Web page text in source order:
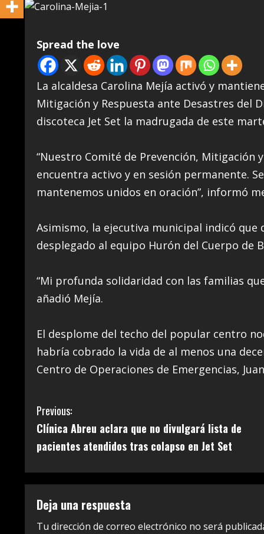
Spread the love
La alcaldesa Carolina Mejía activó y
Mitigación y Respuesta ante Desastres del
discoteca Jet Set la madrugada de este
“Nuestro Comité de Prevención, Mitigación
encuentra activo y en sesión permanente.
mantenemos unidos en oración”, informó
Asimismo, la ejecutiva municipal indicó que
desplegado al equipo Hurón del Cuerpo de
“Mi profunda solidaridad con las familias
añadió Mejía.
El desplome del techo del popular centro
habría cobrado la vida de al menos una
Centro de Operaciones de Emergencias,
C
o
t
i
Previous:
Clínica Abreu aclara que no divulgará lista de
pacientes atendidos tras colapso en Jet Set
Deja una respuesta
Tu dirección de correo electrónico no será